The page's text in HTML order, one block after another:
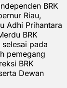
BRK
Riau,
Adhi Prihantara
BRK
pada
pemegang
BRK
Dewan